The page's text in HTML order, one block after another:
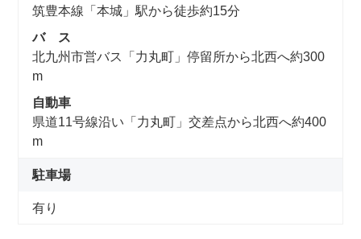
筑豊本線「本城」駅から徒歩約15分
バ ス
北九州市営バス「力丸町」停留所から北西へ約300
m
自動車
県道11号線沿い「力丸町」交差点から北西へ約400
m
駐車場
有り